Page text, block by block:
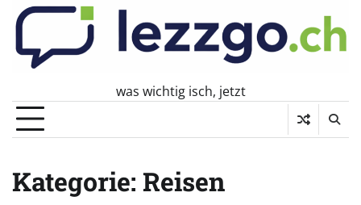
Skip
content
was wichtig isch, jetzt
Kategorie: Reisen